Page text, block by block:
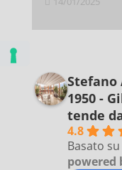
Stefano
1950 -
tende
4.8
Basato
powered